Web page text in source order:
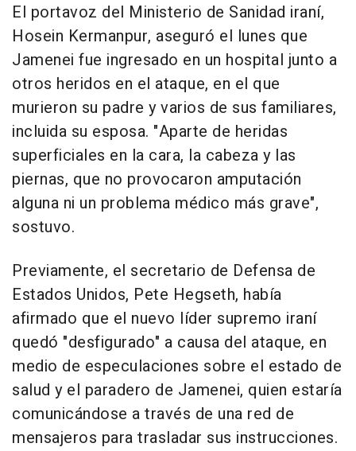
El portavoz del Ministerio de Sanidad iraní,
Hosein Kermanpur, aseguró el lunes que
Jamenei fue ingresado en un hospital junto a
otros heridos en el ataque, en el que
murieron su padre y varios de sus familiares,
incluida su esposa. "Aparte de heridas
superficiales en la cara, la cabeza y las
piernas, que no provocaron amputación
alguna ni un problema médico más grave",
sostuvo.
Previamente, el secretario de Defensa de
Estados Unidos, Pete Hegseth, había
afirmado que el nuevo líder supremo iraní
quedó "desfigurado" a causa del ataque, en
medio de especulaciones sobre el estado de
salud y el paradero de Jamenei, quien estaría
comunicándose a través de una red de
mensajeros para trasladar sus instrucciones.